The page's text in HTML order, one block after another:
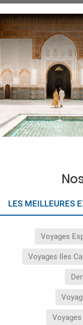
LES MEILLEURES
Voyages
Voyages Iles